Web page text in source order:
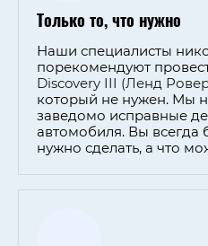
Только то, что нужно
Наши специалисты
порекомендуют
Discovery III (Ленд
который не нужен. Мы
заведомо исправные
автомобиля. Вы всегда
нужно сделать, а что